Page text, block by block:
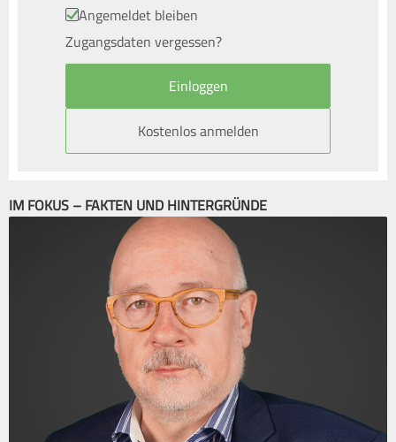
Angemeldet bleiben
Zugangsdaten vergessen?
Kostenlos anmelden
IM FOKUS – FAKTEN UND HINTERGRÜNDE